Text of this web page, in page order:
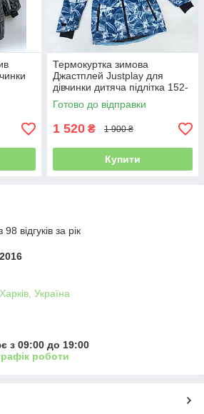
Термокуртка зимова
Джастплей Justplay для
дівчинки дитяча підлітка 152-
158 термо гірськолижна
Готово до відправки
1 520 ₴ 1 900 ₴
Купити
відгуків за рік
Україна
з 09:00 до 19:00
роботи